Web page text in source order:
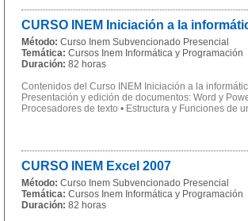
CURSO INEM Iniciación a la
Método: Curso Inem Subvencionado Presencial
Temática: Cursos Inem Informática y Programación
Duración: 82 horas
Contenidos del Curso INEM Iniciación a la
Presentación y edición de documentos: Word y
Procesadores de texto • Estructura y Funciones de
CURSO INEM Excel 2007
Método: Curso Inem Subvencionado Presencial
Temática: Cursos Inem Informática y Programación
Duración: 82 horas